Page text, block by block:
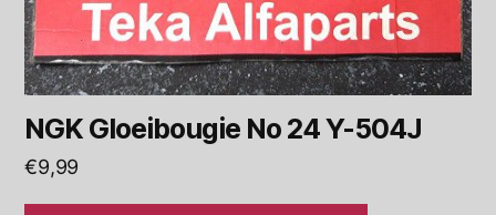
NGK Gloeibougie No 24 Y-504J
€9,99